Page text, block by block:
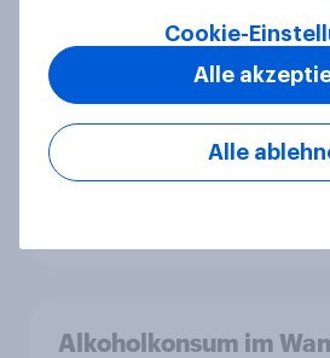
Vom Schalter zur
verliert massiv an
Jeder zweite
Alkoholkonsum im
Cookie-
Alle
Alle